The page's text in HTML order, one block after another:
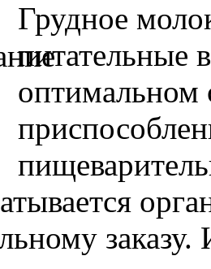
Грудное
питательные
оптимальном
заказу.